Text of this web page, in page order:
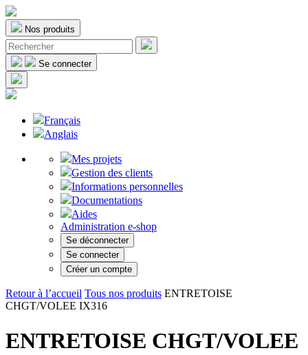
Nos produits
Se connecter
Français
Anglais
Mes projets
Gestion des clients
Informations personnelles
Documentations
Aides
Administration e-shop
Se déconnecter
Se connecter
Créer un compte
Retour à l’accueil Tous nos produits ENTRETOISE
CHGT/VOLEE IX316
ENTRETOISE CHGT/VOLEE